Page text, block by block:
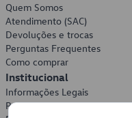
Quem Somos
Atendimento (SAC)
Devoluções e trocas
Perguntas Frequentes
Como comprar
Institucional
Informações Legais
Política de Privacidade